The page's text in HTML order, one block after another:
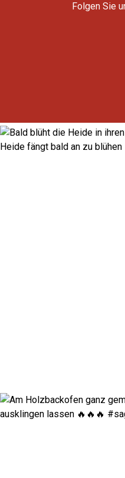
Folgen Sie